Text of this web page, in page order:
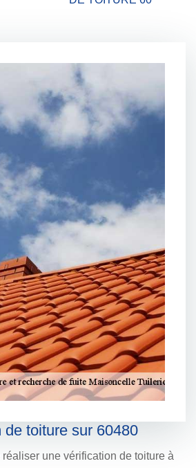
de toiture sur 60480
une vérification de toiture à